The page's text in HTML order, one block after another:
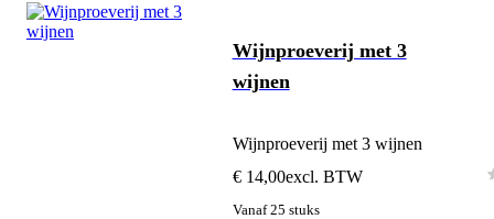
Wijnproeverij met 3
wijnen
Wijnproeverij met 3 wijnen
€ 14,00excl. BTW
Vanaf 25 stuks